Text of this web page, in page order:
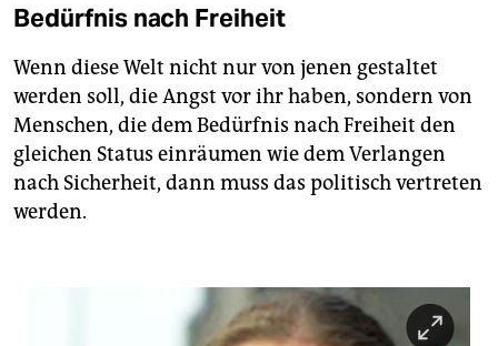
Bedürfnis nach Freiheit
Wenn diese Welt nicht nur von jenen gestaltet
werden soll, die Angst vor ihr haben, sondern von
Menschen, die dem Bedürfnis nach Freiheit den
gleichen Status einräumen wie dem Verlangen
nach Sicherheit, dann muss das politisch vertreten
werden.